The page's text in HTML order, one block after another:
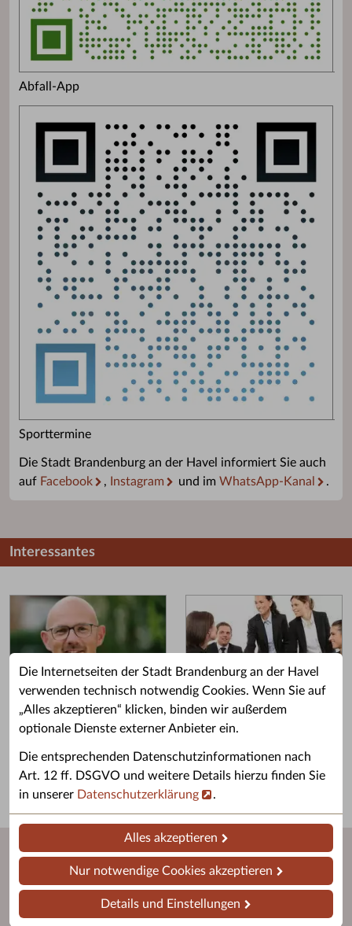
Die Internetseiten der Stadt Brandenburg an der Havel
verwenden technisch notwendig Cookies. Wenn Sie auf
„Alles akzeptieren“ klicken, binden wir außerdem
optionale Dienste externer Anbieter ein.
Die entsprechenden Datenschutzinformationen nach
Art. 12 ff. DSGVO und weitere Details hierzu finden Sie
in unserer Datenschutzerklärung .
Alles akzeptieren
Nur notwendige Cookies akzeptieren
Details und Einstellungen
Abfall-App
Sporttermine
Die Stadt Brandenburg an der Havel informiert Sie auch
auf Facebook , Instagram und im WhatsApp-Kanal .
Interessantes
Grußwort des OB